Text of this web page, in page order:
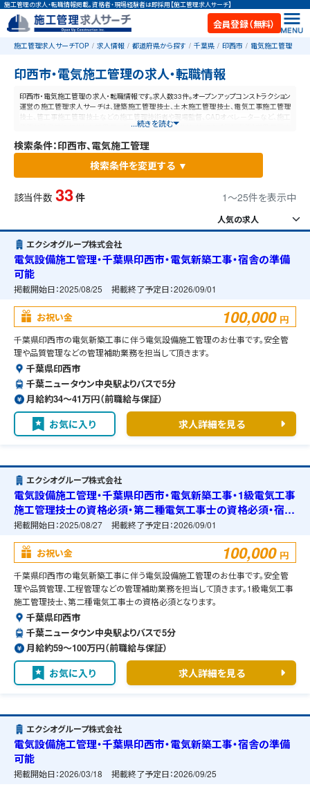
施工管理の求人・転職情報掲載。資格者・現場経験者は即採用【施工管理求人サーチ】
会員登録（無料）
施工管理求人サーチTOP 求人情報 都道府県から探す 千葉県 印西市 電気施工管理
印西市・電気施工管理の求人・転職情報
印西市・電気施工管理の求人・転職情報です。求人数33件。オープンアップコンストラクション
運営の施工管理求人サーチは、建築施工管理技士、土木施工管理技士、電気工事施工管理
技士、管工事施工管理技士などの施工管理技術者や現場監督、CADオペレーターなど、施工
管理と建設業に特化した業界最大規模の求人ポータルサイトです。【毎日更新】業界最高水
...続きを読む
検索条件：印西市、電気施工管理
検索条件を変更する ▼
該当件数 33 件 1〜25件を表示中
エクシオグループ株式会社
電気設備施工管理・千葉県印西市・電気新築工事・宿舎の準備
可能
掲載開始日：2025/08/25 掲載終了予定日：2026/09/01
お祝い金 100,000 円
千葉県印西市の電気新築工事に伴う電気設備施工管理のお仕事です。安全管
理や品質管理などの管理補助業務を担当して頂きます。
千葉県印西市
千葉ニュータウン中央駅よりバスで5分
月給約34〜41万円（前職給与保証）
お気に入り 求人詳細を見る
エクシオグループ株式会社
電気設備施工管理・千葉県印西市・電気新築工事・1級電気工事
施工管理技士の資格必須・第二種電気工事士の資格必須・宿舎
の準備可能
掲載開始日：2025/08/27 掲載終了予定日：2026/09/01
お祝い金 100,000 円
千葉県印西市の電気新築工事に伴う電気設備施工管理のお仕事です。安全管
理や品質管理、工程管理などの管理補助業務を担当して頂きます。1級電気工事
施工管理技士、第二種電気工事士の資格必須となります。
千葉県印西市
千葉ニュータウン中央駅よりバスで5分
月給約59〜100万円（前職給与保証）
お気に入り 求人詳細を見る
エクシオグループ株式会社
電気設備施工管理・千葉県印西市・電気新築工事・宿舎の準備
可能
掲載開始日：2026/03/18 掲載終了予定日：2026/09/25